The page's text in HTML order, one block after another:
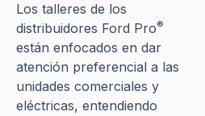
Los talleres de los
distribuidores Ford Pro®
están enfocados en dar
atención preferencial a las
unidades comerciales y
eléctricas, entendiendo